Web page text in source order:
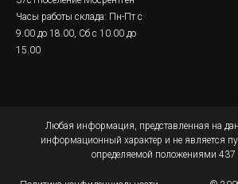
Часы работы склада: Пн-Пт с
9.00 до 18.00, Сб с 10.00 до
15.00
Любая информация, представленная на
информационный характер и не является
определяемой положениями